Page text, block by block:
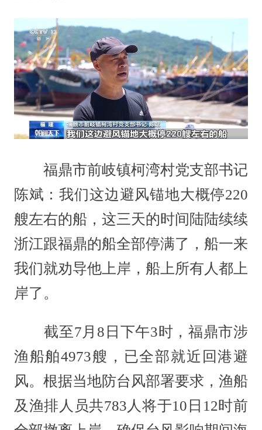
福鼎市前岐镇柯湾村党支部书记
陈斌：我们这边避风锚地大概停220
艘左右的船，这三天的时间陆陆续续
浙江跟福鼎的船全部停满了，船一来
我们就劝导他上岸，船上所有人都上
岸了。
截至7月8日下午3时，福鼎市涉
渔船舶4973艘，已全部就近回港避
风。根据当地防台风部署要求，渔船
及渔排人员共783人将于10日12时前